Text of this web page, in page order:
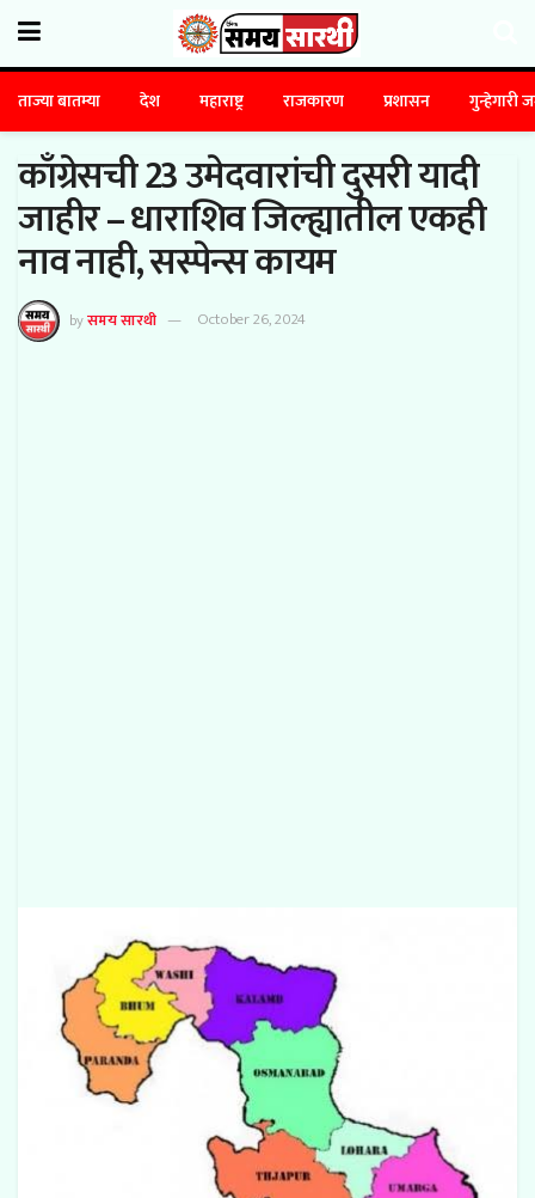
ताज्या बातम्या देश महाराष्ट्र राजकारण प्रशासन गुन्हेगारी
काँग्रेसची 23 उमेदवारांची दुसरी यादी
जाहीर – धाराशिव जिल्ह्यातील एकही
नाव नाही, सस्पेन्स कायम
byसमय सारथी October 26, 2024